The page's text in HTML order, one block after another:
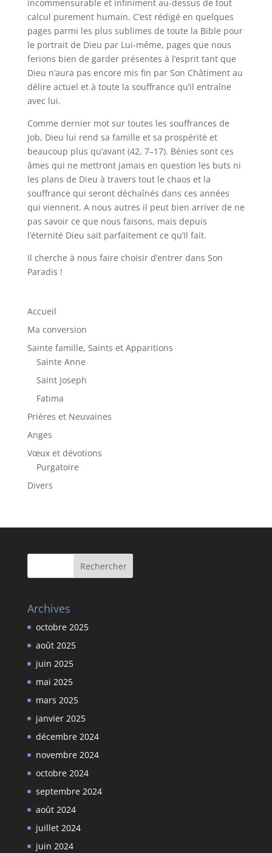
incommensurable et infiniment au-dessus de tout
calcul purement humain. C’est rédigé en quelques
pages parmi les plus sublimes de toute la Bible pour
le portrait de Dieu par Lui-même, pages que nous
ferions bien de garder présentes à l’esprit tant que
Dieu n’aura pas encore mis fin par Son Châtiment au
délire actuel et à toute la souffrance qu’il entraîne
avec lui.
Comme dernier mot sur toutes les souffrances de
Job, Dieu lui rend sa famille et sa prospérité et
beaucoup plus qu’avant (42, 7–17). Bénies sont ces
âmes qui ne mettront jamais en question les buts ni
les plans de Dieu à travers tout le chaos et la
souffrance qui seront déchaînés dans ces années
qui viennent. A nous autres il peut bien arriver de ne
pas savoir ce que nous faisons, mais depuis
l’éternité Dieu sait parfaitement ce qu’Il fait.
Il cherche à nous faire choisir d’entrer dans Son
Paradis !
Accueil
Ma conversion
Sainte famille, Saints et Apparitions
Sainte Anne
Saint Joseph
Fatima
Prières et Neuvaines
Anges
Vœux et dévotions
Purgatoire
Divers
Archives
octobre 2025
août 2025
juin 2025
mai 2025
mars 2025
janvier 2025
décembre 2024
novembre 2024
octobre 2024
septembre 2024
août 2024
juillet 2024
juin 2024